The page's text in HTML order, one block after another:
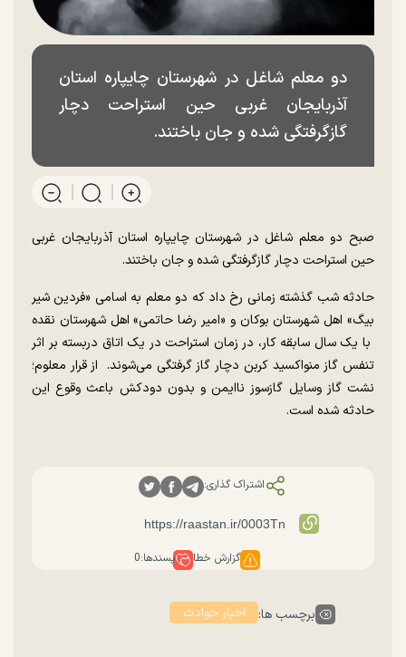
دو معلم شاغل در شهرستان چایپاره استان
آذربایجان غربی حین استراحت دچار
گازگرفتگی شده و جان باختند.
صبح دو معلم شاغل در شهرستان چایپاره استان آذربایجان غربی
حین استراحت دچار گازگرفتگی شده و جان باختند.
حادثه شب گذشته زمانی رخ داد که دو معلم به اسامی «فردین شیر
بیگ» اهل شهرستان بوکان و «امیر رضا حاتمی» اهل شهرستان نقده
با یک سال سابقه کار، در زمان استراحت در یک اتاق دربسته بر اثر
تنفس گاز منواکسید کربن دچار گاز گرفتگی می‌شوند. از قرار معلوم؛
نشت گاز وسایل گازسوز ناایمن و بدون دودکش باعث وقوع این
حادثه شده است.
اشتراک گذاری:
گزارش خطا پسندها:0
برچسب ها: اخبار حوادث